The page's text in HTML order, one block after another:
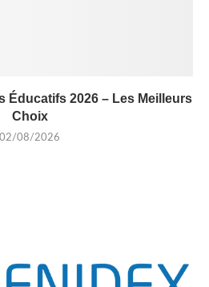
Éducatifs 2026 – Les Meilleurs
Choix
02/08/2026